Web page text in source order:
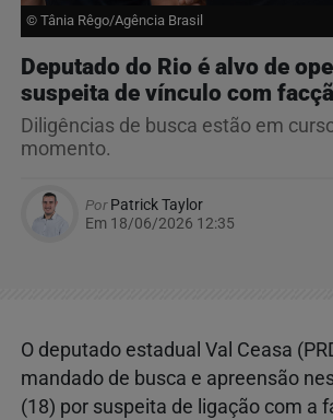
© Tânia Rêgo/Agência Brasil
Deputado do Rio é alvo de
suspeita de vínculo com
Diligências de busca estão em
momento.
PorPatrick Taylor
Em 18/06/2026 12:35
O deputado estadual Val Ceasa
mandado de busca e apreensão
(18) por suspeita de ligação com a